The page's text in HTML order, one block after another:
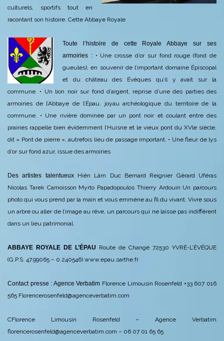
culturels, sportifs tout en
racontant son histoire. Cette Abbaye Royale
Toute l’histoire de cette Royale Abbaye sur ses
armoiries : • Une crosse d’or sur fond rouge (fond de
gueules), en souvenir de l’important domaine Épiscopal
et du château des Évêques qu’il y avait sur la
commune. • Un lion noir sur fond d’argent, reprise d’une des parties des
armoiries de l’Abbaye de l’Épau, joyau archéologique du territoire de la
commune. • Une rivière dominée par un pont noir et coulant entre des
prairies rappelle bien évidemment l’Huisne et le vieux pont du XVle siècle,
dit « Pont de pierre », autrefois lieu de passage important. • Une fleur de lys
d’or sur fond azur, issue des armoiries
Des artistes talentueux Hiên Lâm Duc Bernard Reignier Gérard Uféras
Nicolas Tarek Camoisson Myrto Papadopoulos Thierry Ardouin Un parcours
photo qui vous prend par la main et vous emmène au fil du vivant. Vivre sous
un arbre ou aller de l’image au rêve, un parcours qui ne laisse pas indifférent
dans un lieu patrimonial.
ABBAYE ROYALE DE L’ÉPAU Route de Changé 72530 YVRÉ-L’ÉVÊQUE
(G.P.S. 47.99065 – 0.240546) www.epau.sarthe.fr
Contact presse : Agence Verbatim Florence Limousin Rosenfeld +33 607 016
565 Florencerosenfeld@agenceverbatim.com
CFlorence Limousin Rosenfeld – Agence Verbatim
florencerosenfeld@agenceverbatim.com – 06 07 01 65 65